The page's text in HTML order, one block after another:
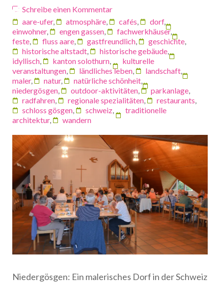
Schreibe einen Kommentar
aare-ufer, atmosphäre, cafés, dorf,
einwohner, engen gassen, fachwerkhäuser,
feste, fluss aare, gastfreundlich, geschichte,
historische altstadt, historische gebäude,
idyllisch, kanton solothurn,
kulturelle
veranstaltungen, ländliches leben, landschaft,
maler, natur, natürliche schönheit,
niedergösgen, outdoor-aktivitäten, parkanlage,
radfahren, regionale spezialitäten, restaurants,
schloss gösgen, schweiz,
traditionelle
architektur, wandern
Niedergösgen: Ein malerisches Dorf in der Schweiz